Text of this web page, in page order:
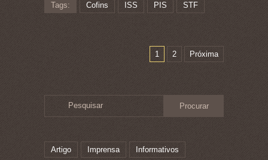
Tags: Cofins ISS PIS STF
1 2 Próxima
Pesquisar
Artigo Imprensa Informativos